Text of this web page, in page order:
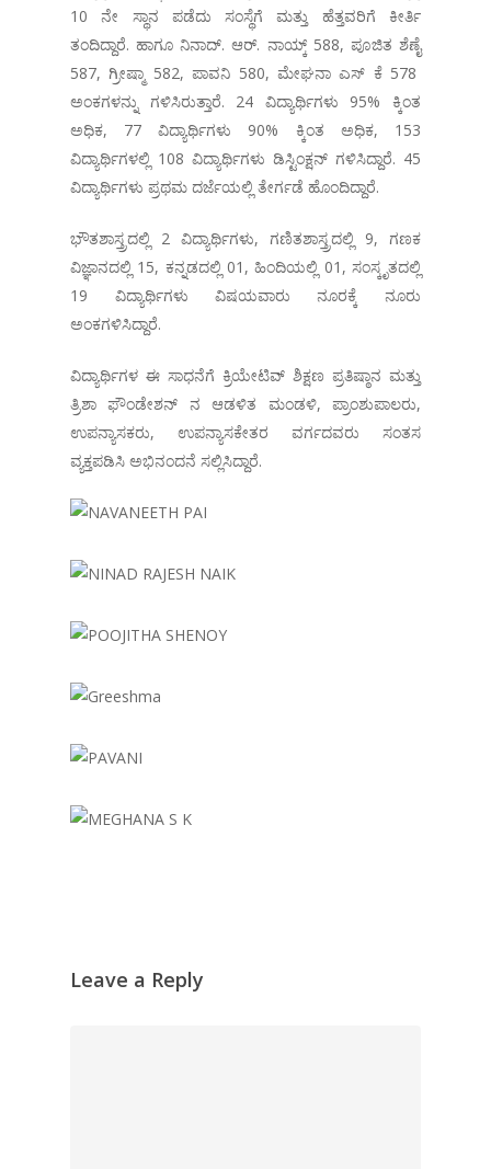
10 ನೇ ಸ್ಥಾನ ಪಡೆದು ಸಂಸ್ಥೆಗೆ ಮತ್ತು ಹೆತ್ತವರಿಗೆ ಕೀರ್ತಿ
ತಂದಿದ್ದಾರೆ. ಹಾಗೂ ನಿನಾದ್. ಆರ್. ನಾಯ್ಕ್ 588‌, ಪೂಜಿತ ಶೆಣೈ
587, ಗ್ರೀಷ್ಮಾ 582, ಪಾವನಿ 580, ಮೇಘನಾ ಎಸ್ ಕೆ 578
ಅಂಕಗಳನ್ನು ಗಳಿಸಿರುತ್ತಾರೆ. 24 ವಿದ್ಯಾರ್ಥಿಗಳು 95% ಕ್ಕಿಂತ
ಅಧಿಕ, 77 ವಿದ್ಯಾರ್ಥಿಗಳು 90% ಕ್ಕಿಂತ ಅಧಿಕ, 153
ವಿದ್ಯಾರ್ಥಿಗಳಲ್ಲಿ 108 ವಿದ್ಯಾರ್ಥಿಗಳು ಡಿಸ್ಟಿಂಕ್ಷನ್ ಗಳಿಸಿದ್ದಾರೆ. 45
ವಿದ್ಯಾರ್ಥಿಗಳು ಪ್ರಥಮ ದರ್ಜೆಯಲ್ಲಿ ತೇರ್ಗಡೆ ಹೊಂದಿದ್ದಾರೆ.
ಭೌತಶಾಸ್ತ್ರದಲ್ಲಿ 2 ವಿದ್ಯಾರ್ಥಿಗಳು, ಗಣಿತಶಾಸ್ತ್ರದಲ್ಲಿ 9, ಗಣಕ
ವಿಜ್ಞಾನದಲ್ಲಿ 15, ಕನ್ನಡದಲ್ಲಿ 01, ಹಿಂದಿಯಲ್ಲಿ 01, ಸಂಸ್ಕೃತದಲ್ಲಿ
19 ವಿದ್ಯಾರ್ಥಿಗಳು ವಿಷಯವಾರು ನೂರಕ್ಕೆ ನೂರು
ಅಂಕಗಳಿಸಿದ್ದಾರೆ.
ವಿದ್ಯಾರ್ಥಿಗಳ ಈ ಸಾಧನೆಗೆ ಕ್ರಿಯೇಟಿವ್ ಶಿಕ್ಷಣ ಪ್ರತಿಷ್ಠಾನ ಮತ್ತು
ತ್ರಿಶಾ ಫೌಂಡೇಶನ್ ನ ಆಡಳಿತ ಮಂಡಳಿ, ಪ್ರಾಂಶುಪಾಲರು,
ಉಪನ್ಯಾಸಕರು, ಉಪನ್ಯಾಸಕೇತರ ವರ್ಗದವರು ಸಂತಸ
ವ್ಯಕ್ತಪಡಿಸಿ ಅಭಿನಂದನೆ ಸಲ್ಲಿಸಿದ್ದಾರೆ.
Leave a Reply